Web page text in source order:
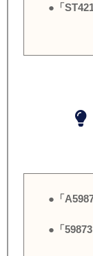
●「
●「
●「